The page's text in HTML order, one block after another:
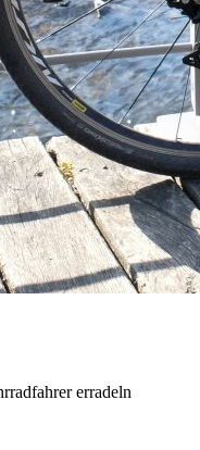
erradeln